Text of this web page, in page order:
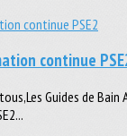
continue
Guides de Bain